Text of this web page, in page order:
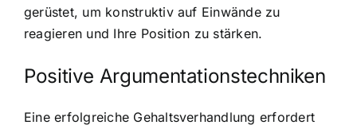
gerüstet, um konstruktiv auf Einwände zu
reagieren und Ihre Position zu stärken.
Positive Argumentationstechniken
Eine erfolgreiche Gehaltsverhandlung erfordert